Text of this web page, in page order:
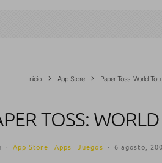
Inicio App Store Paper Toss: World Tour
TOSS:
· App Store Apps Juegos · 6 agosto,